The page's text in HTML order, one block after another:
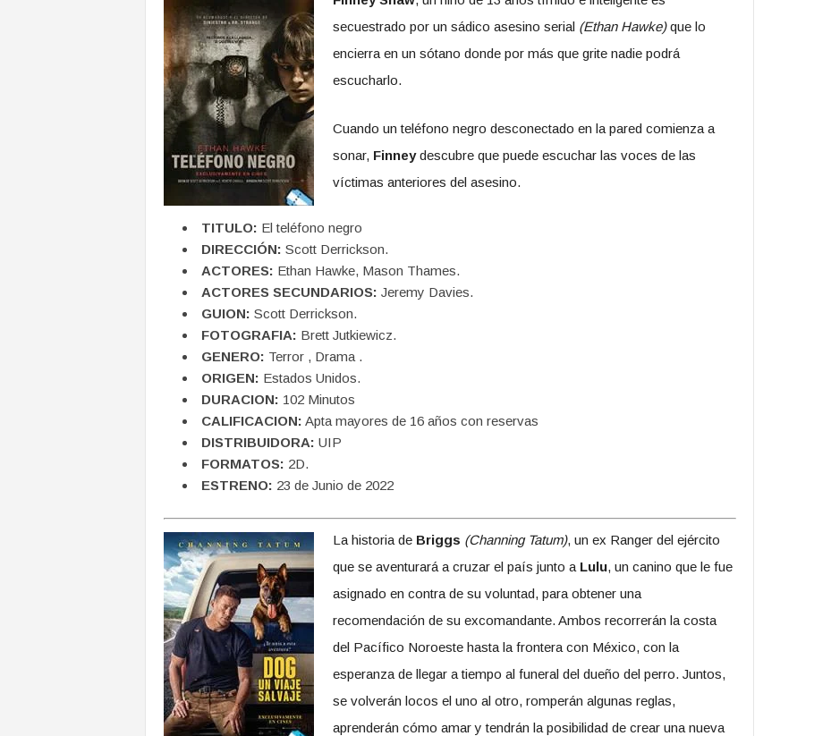
secuestrado por un sádico asesino serial (Ethan Hawke)que lo
encierra en un sótano donde por más que grite nadie podrá
escucharlo.
Cuando un teléfono negro desconectado en la pared comienza a
sonar, Finneydescubre que puede escuchar las voces de las
víctimas anteriores del asesino.
TITULO: El teléfono negro
DIRECCIÓN: Scott Derrickson.
ACTORES: Ethan Hawke, Mason Thames.
ACTORES SECUNDARIOS: Jeremy Davies.
GUION: Scott Derrickson.
FOTOGRAFIA: Brett Jutkiewicz.
GENERO: Terror , Drama .
ORIGEN: Estados Unidos.
DURACION: 102 Minutos
CALIFICACION: Apta mayores de 16 años con reservas
DISTRIBUIDORA: UIP
FORMATOS: 2D.
ESTRENO: 23 de Junio de 2022
La historia de Briggs (Channing Tatum), un ex Ranger del ejército
que se aventurará a cruzar el país junto a Lulu, un canino que le fue
asignado en contra de su voluntad, para obtener una
recomendación de su excomandante. Ambos recorrerán la costa
del Pacífico Noroeste hasta la frontera con México, con la
esperanza de llegar a tiempo al funeral del dueño del perro. Juntos,
se volverán locos el uno al otro, romperán algunas reglas,
aprenderán cómo amar y tendrán la posibilidad de crear una nueva